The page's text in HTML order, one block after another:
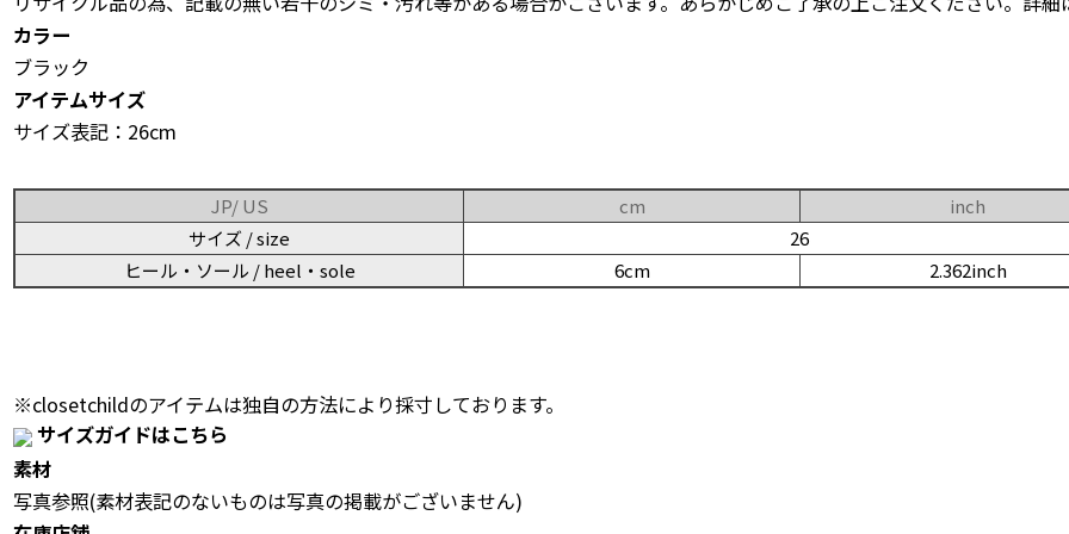
カラー
ブラック
アイテムサイズ
サイズ表記：26cm
JP/ US cm
inch
サイズ / size
26
ヒール・ソール / heel・sole
6cm 2.362inch
※closetchildのアイテムは独自の方法により採寸しております。
サイズガイドはこちら
素材
写真参照(素材表記のないものは写真の掲載がございません)